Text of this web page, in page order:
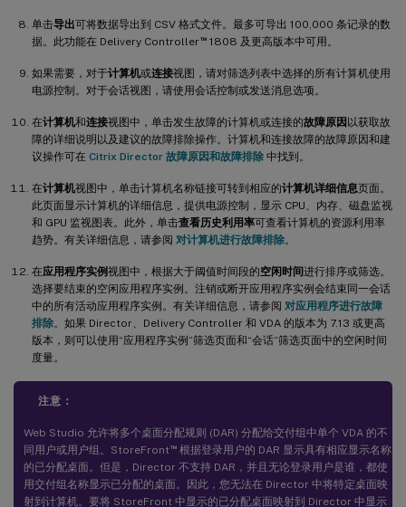
单击导出可将数据导出到 CSV 格式文件。最多可导出 100,000 条记录的数
据。此功能在 Delivery Controller™1808 及更高版本中可用。
如果需要，对于计算机或连接视图，请对筛选列表中选择的所有计算机使用
电源控制。对于会话视图，请使用会话控制或发送消息选项。
在计算机和连接视图中，单击发生故障的计算机或连接的故障原因以获取故
障的详细说明以及建议的故障排除操作。计算机和连接故障的故障原因和建
议操作可在 Citrix Director 故障原因和故障排除 中找到。
在计算机视图中，单击计算机名称链接可转到相应的计算机详细信息页面。
此页面显示计算机的详细信息，提供电源控制，显示 CPU、内存、磁盘监视
和 GPU 监视图表。此外，单击查看历史利用率可查看计算机的资源利用率
趋势。有关详细信息，请参阅 对计算机进行故障排除。
在应用程序实例视图中，根据大于阈值时间段的空闲时间进行排序或筛选。
选择要结束的空闲应用程序实例。注销或断开应用程序实例会结束同一会话
中的所有活动应用程序实例。有关详细信息，请参阅 对应用程序进行故障
排除。如果 Director、Delivery Controller 和 VDA 的版本为 7.13 或更高
版本，则可以使用“应用程序实例”筛选页面和“会话”筛选页面中的空闲时间
度量。
注意：
Web Studio 允许将多个桌面分配规则 (DAR) 分配给交付组中单个 VDA 的不
同用户或用户组。StoreFront™根据登录用户的 DAR 显示具有相应显示名称
的已分配桌面。但是，Director 不支持 DAR，并且无论登录用户是谁，都使
用交付组名称显示已分配的桌面。因此，您无法在 Director 中将特定桌面映
射到计算机。要将 StoreFront 中显示的已分配桌面映射到 Director 中显示